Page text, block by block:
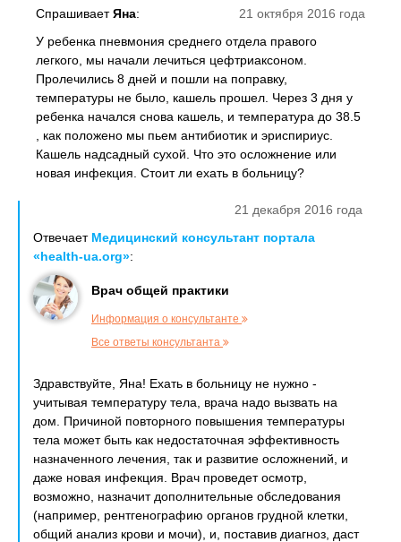
21 октября 2016 года
СпрашиваетЯна:
У ребенка пневмония среднего отдела правого
легкого, мы начали лечиться цефтриаксоном.
Пролечились 8 дней и пошли на поправку,
температуры не было, кашель прошел. Через 3 дня у
ребенка начался снова кашель, и температура до 38.5
, как положено мы пьем антибиотик и эриспириус.
Кашель надсадный сухой. Что это осложнение или
новая инфекция. Стоит ли ехать в больницу?
21 декабря 2016 года
Отвечает Медицинский консультант портала
«health-ua.org»:
Врач общей практики
Информация о консультанте
Все ответы консультанта
Здравствуйте, Яна! Ехать в больницу не нужно -
учитывая температуру тела, врача надо вызвать на
дом. Причиной повторного повышения температуры
тела может быть как недостаточная эффективность
назначенного лечения, так и развитие осложнений, и
даже новая инфекция. Врач проведет осмотр,
возможно, назначит дополнительные обследования
(например, рентгенографию органов грудной клетки,
общий анализ крови и мочи), и, поставив диагноз, даст